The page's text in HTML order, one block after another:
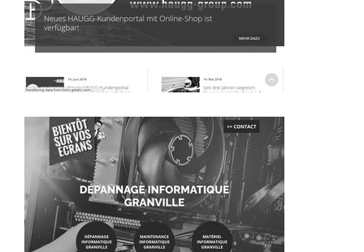
~373€/mois économisés d'annonces commerciales